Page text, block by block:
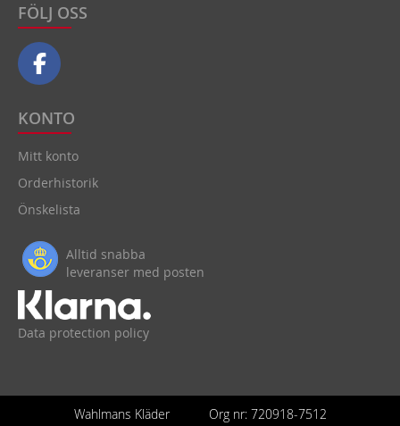
FÖLJ OSS
KONTO
Mitt konto
Orderhistorik
Önskelista
Alltid snabba
leveranser med posten
Data protection policy
Wahlmans Kläder Org nr: 720918-7512